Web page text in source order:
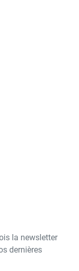
la newsletter
dernières